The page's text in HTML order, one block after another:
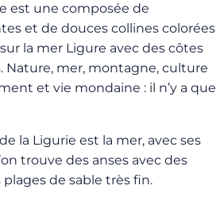
est une composée de
et de douces collines colorées
la mer Ligure avec des côtes
Nature, mer, montagne, culture
et vie mondaine : il n’y a que
la Ligurie est la mer, avec ses
trouve des anses avec des
de sable très fin.